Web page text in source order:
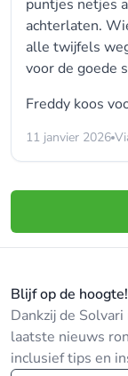
puntjes netjes
achterlaten.
alle twijfels
voor de goede
Freddy koos
11 janvier 2026
Blijf op de hoogte!
Dankzij de
laatste nieuws
inclusief tips en